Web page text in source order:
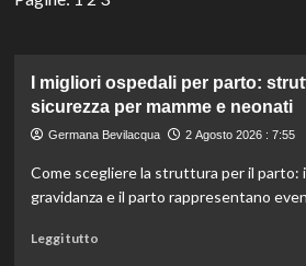
9
rapidi
per
il
dolore
tallone
I migliori ospedali per parto:
sicurezza per mamme e neonati
Germana Bevilacqua 2 Agosto 2026 : 7:55
Come scegliere la struttura per il parto:
gravidanza e il parto rappresentano
Leggi tuttoLeggi